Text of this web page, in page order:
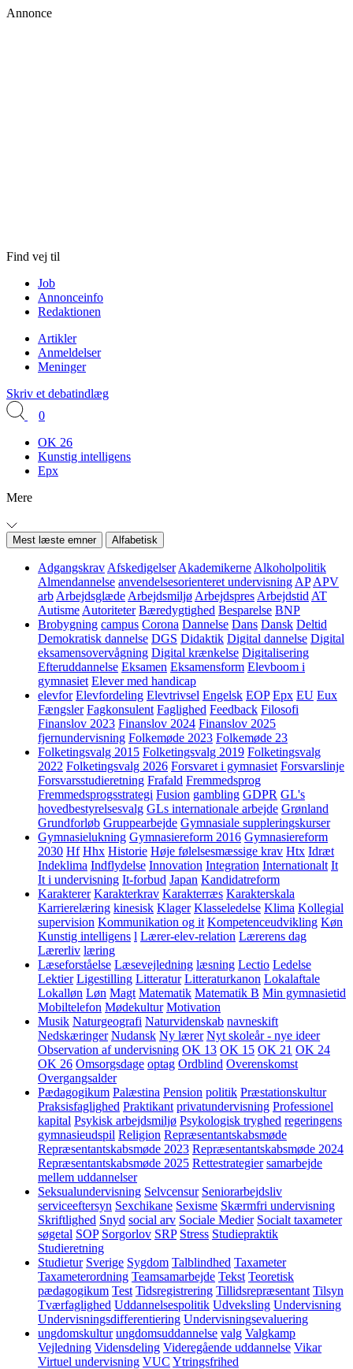
Annonce
Find vej til
Job
Annonceinfo
Redaktionen
Artikler
Anmeldelser
Meninger
Skriv et debatindlæg
0
OK 26
Kunstig intelligens
Epx
Mere
Mest læste emner Alfabetisk
Adgangskrav Afskedigelser Akademikerne Alkoholpolitik
Almendannelse anvendelsesorienteret undervisning AP APV
arb Arbejdsglæde Arbejdsmiljø Arbejdspres Arbejdstid AT
Autisme Autoriteter Bæredygtighed Besparelse BNP
Brobygning campus Corona Dannelse Dans Dansk Deltid
Demokratisk dannelse DGS Didaktik Digital dannelse Digital
eksamensovervågning Digital krænkelse Digitalisering
Efteruddannelse Eksamen Eksamensform Elevboom i
gymnasiet Elever med handicap
elevfor Elevfordeling Elevtrivsel Engelsk EOP Epx EU Eux
Fængsler Fagkonsulent Faglighed Feedback Filosofi
Finanslov 2023 Finanslov 2024 Finanslov 2025
fjernundervisning Folkemøde 2023 Folkemøde 23
Folketingsvalg 2015 Folketingsvalg 2019 Folketingsvalg
2022 Folketingsvalg 2026 Forsvaret i gymnasiet Forsvarslinje
Forsvarsstudieretning Frafald Fremmedsprog
Fremmedsprogsstrategi Fusion gambling GDPR GL's
hovedbestyrelsesvalg GLs internationale arbejde Grønland
Grundforløb Gruppearbejde Gymnasiale suppleringskurser
Gymnasielukning Gymnasiereform 2016 Gymnasiereform
2030 Hf Hhx Historie Høje følelsesmæssige krav Htx Idræt
Indeklima Indflydelse Innovation Integration Internationalt It
It i undervisning It-forbud Japan Kandidatreform
Karakterer Karakterkrav Karakterræs Karakterskala
Karrierelæring kinesisk Klager Klasseledelse Klima Kollegial
supervision Kommunikation og it Kompetenceudvikling Køn
Kunstig intelligens l Lærer-elev-relation Lærerens dag
Lærerliv læring
Læseforståelse Læsevejledning læsning Lectio Ledelse
Lektier Ligestilling Litteratur Litteraturkanon Lokalaftale
Lokalløn Løn Magt Matematik Matematik B Min gymnasietid
Mobiltelefon Mødekultur Motivation
Musik Naturgeografi Naturvidenskab navneskift
Nedskæringer Nudansk Ny lærer Nyt skoleår - nye ideer
Observation af undervisning OK 13 OK 15 OK 21 OK 24
OK 26 Omsorgsdage optag Ordblind Overenskomst
Overgangsalder
Pædagogikum Palæstina Pension politik Præstationskultur
Praksisfaglighed Praktikant privatundervisning Professionel
kapital Psykisk arbejdsmiljø Psykologisk tryghed regeringens
gymnasieudspil Religion Repræsentantskabsmøde
Repræsentantskabsmøde 2023 Repræsentantskabsmøde 2024
Repræsentantskabsmøde 2025 Rettestrategier samarbejde
mellem uddannelser
Seksualundervisning Selvcensur Seniorarbejdsliv
serviceeftersyn Sexchikane Sexisme Skærmfri undervisning
Skriftlighed Snyd social arv Sociale Medier Socialt taxameter
søgetal SOP Sorgorlov SRP Stress Studiepraktik
Studieretning
Studietur Sverige Sygdom Talblindhed Taxameter
Taxameterordning Teamsamarbejde Tekst Teoretisk
pædagogikum Test Tidsregistrering Tillidsrepræsentant Tilsyn
Tværfaglighed Uddannelsespolitik Udveksling Undervisning
Undervisningsdifferentiering Undervisningsevaluering
ungdomskultur ungdomsuddannelse valg Valgkamp
Vejledning Vidensdeling Videregående uddannelse Vikar
Virtuel undervisning VUC Ytringsfrihed